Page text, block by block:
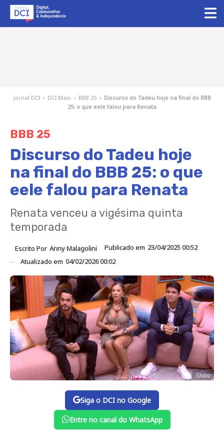
Jornal DCI › DCI Mais › BBB 25 › Discurso do Tadeu hoje na final do BBB
25: o que eele falou para Renata
BBB 25
Discurso do Tadeu hoje
na final do BBB 25: o que
eele falou para Renata
Renata venceu a vigésima quinta
temporada
Escrito Por Anny Malagolini Publicado em 23/04/2025 00:52
Atualizado em 04/02/2026 00:02
Globo
Siga o DCI no Google
Entre no canal do WhatsApp